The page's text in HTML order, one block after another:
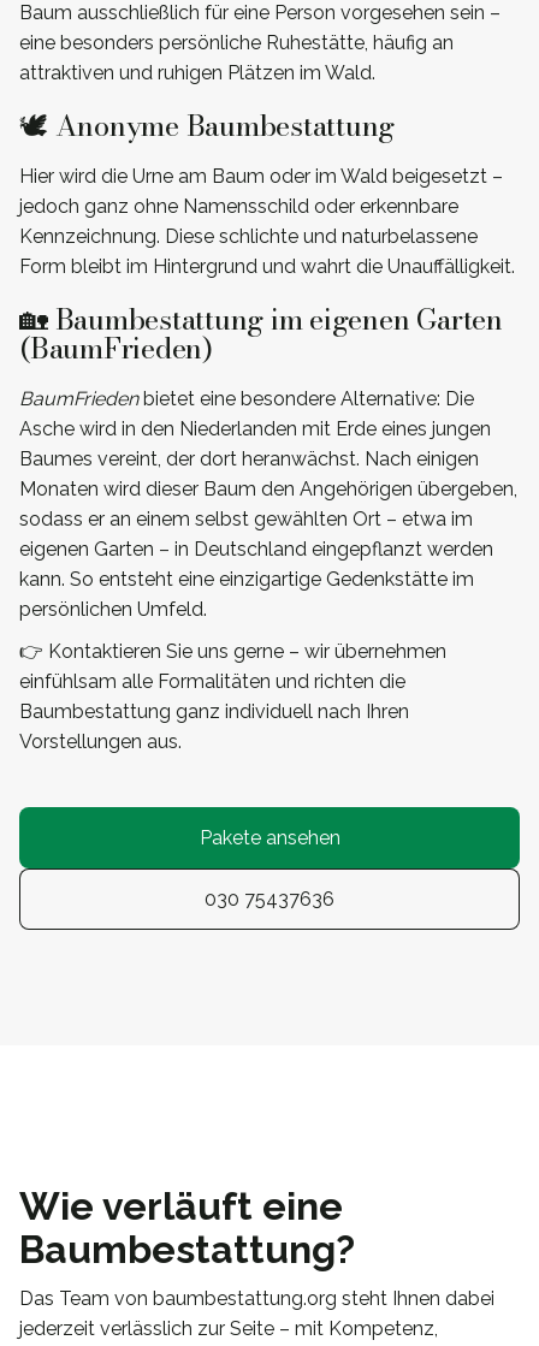
Baum ausschließlich für eine Person vorgesehen sein –
eine besonders persönliche Ruhestätte, häufig an
attraktiven und ruhigen Plätzen im Wald.
🕊️ Anonyme Baumbestattung
Hier wird die Urne am Baum oder im Wald beigesetzt –
jedoch ganz ohne Namensschild oder erkennbare
Kennzeichnung. Diese schlichte und naturbelassene
Form bleibt im Hintergrund und wahrt die Unauffälligkeit.
🏡 Baumbestattung im eigenen Garten
(BaumFrieden)
BaumFriedenbietet eine besondere Alternative: Die
Asche wird in den Niederlanden mit Erde eines jungen
Baumes vereint, der dort heranwächst. Nach einigen
Monaten wird dieser Baum den Angehörigen übergeben,
sodass er an einem selbst gewählten Ort – etwa im
eigenen Garten – in Deutschland eingepflanzt werden
kann. So entsteht eine einzigartige Gedenkstätte im
persönlichen Umfeld.
👉 Kontaktieren Sie uns gerne – wir übernehmen
einfühlsam alle Formalitäten und richten die
Baumbestattung ganz individuell nach Ihren
Vorstellungen aus.
Pakete ansehen
030 75437636
Wie verläuft eine
Baumbestattung?
Das Team von baumbestattung.org steht Ihnen dabei
jederzeit verlässlich zur Seite – mit Kompetenz,